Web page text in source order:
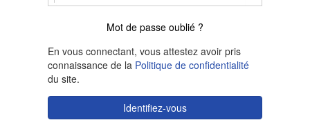
Mot de passe oublié ?
En vous connectant, vous attestez avoir pris
connaissance de la Politique de confidentialité
du site.
Identifiez-vous